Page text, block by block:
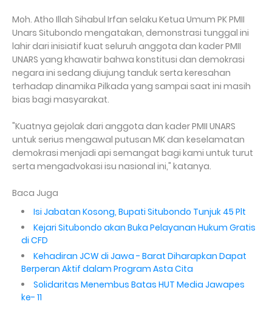
Moh. Atho Illah Sihabul Irfan selaku Ketua Umum PK PMII
Unars Situbondo mengatakan, demonstrasi tunggal ini
lahir dari inisiatif kuat seluruh anggota dan kader PMII
UNARS yang khawatir bahwa konstitusi dan demokrasi
negara ini sedang diujung tanduk serta keresahan
terhadap dinamika Pilkada yang sampai saat ini masih
bias bagi masyarakat.
"Kuatnya gejolak dari anggota dan kader PMII UNARS
untuk serius mengawal putusan MK dan keselamatan
demokrasi menjadi api semangat bagi kami untuk turut
serta mengadvokasi isu nasional ini," katanya.
Baca Juga
Isi Jabatan Kosong, Bupati Situbondo Tunjuk 45 Plt
Kejari Situbondo akan Buka Pelayanan Hukum Gratis
di CFD
Kehadiran JCW di Jawa - Barat Diharapkan Dapat
Berperan Aktif dalam Program Asta Cita
Solidaritas Menembus Batas HUT Media Jawapes
ke- 11